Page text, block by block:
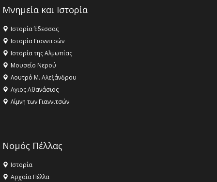
Μνημεία και Ιστορία
Ιστορία Έδεσσας
Ιστορία Γιαννιτσών
Ιστορία της Αλμωπίας
Μουσείο Νερού
Λουτρό Μ. Αλεξάνδρου
Αγιος Αθανάσιος
Λίμνη των Γιαννιτσών
Νομός Πέλλας
Ιστορία
Αρχαία Πέλλα